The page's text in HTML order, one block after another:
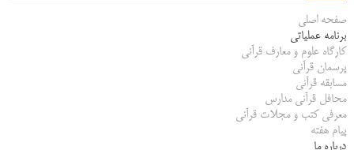
صفحه اصلی
برنامه عملیاتی
کارگاه علوم و معارف قرآنی
پرسمان قرآنی
مسابقه قرآنی
محافل قرآنی مدارس
معرفی کتب و مجلات قرآنی
پیام هفته
درباره ما